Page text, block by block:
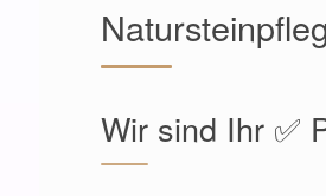
Wir sind Ihr ✅